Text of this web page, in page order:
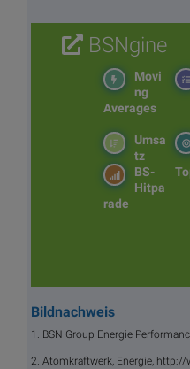
BSNgine
Movi
ng
Averages
Umsa
tz
BS-
Hitpa
rade
Bildnachweis
1. BSN Group Energie
2. Atomkraftwerk, Energie,